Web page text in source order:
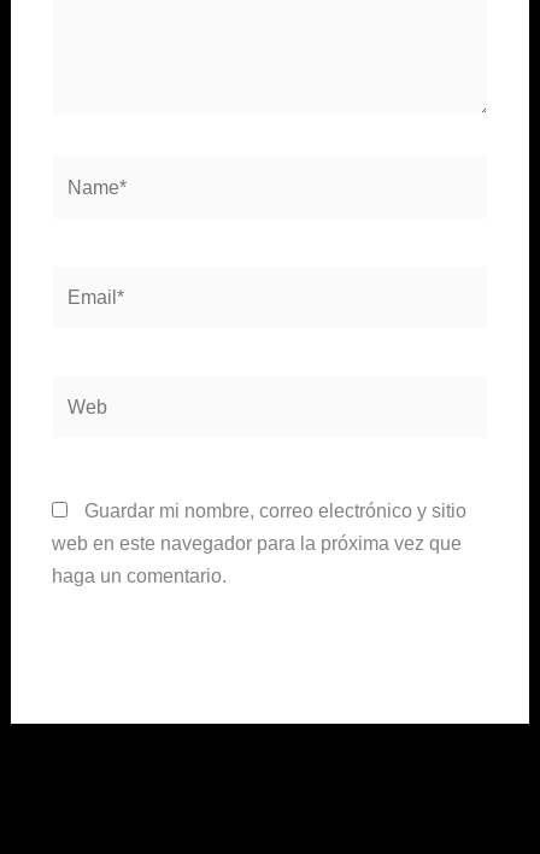
Guardar mi nombre, correo electrónico y sitio
web en este navegador para la próxima vez que
haga un comentario.